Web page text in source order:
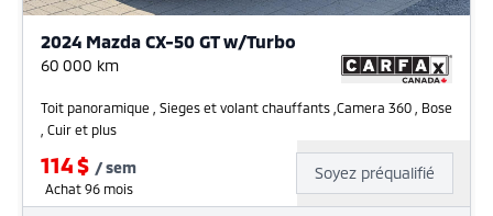
2024 Mazda CX-50 GT w/Turbo
60 000 km
Toit panoramique , Sieges et volant chauffants ,Camera 360 , Bose
, Cuir et plus
114$ /sem
Achat 96 mois
Soyez préqualifié